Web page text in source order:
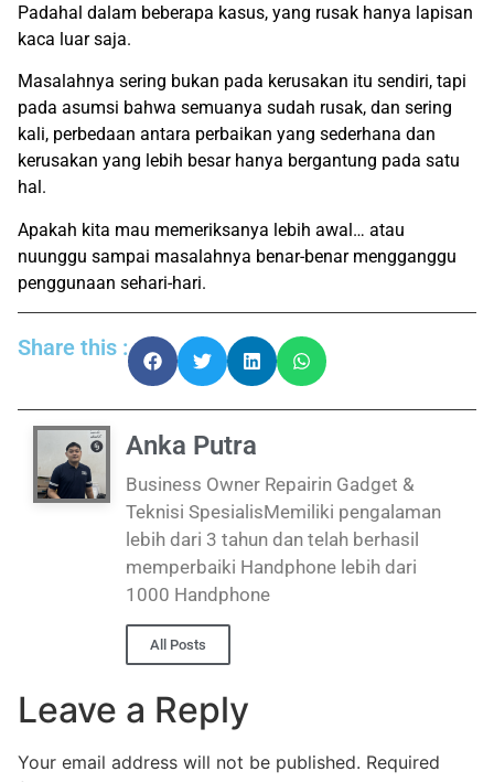
Padahal dalam beberapa kasus, yang rusak hanya lapisan
kaca luar saja.
Masalahnya sering bukan pada kerusakan itu sendiri, tapi
pada asumsi bahwa semuanya sudah rusak, dan sering
kali, perbedaan antara perbaikan yang sederhana dan
kerusakan yang lebih besar hanya bergantung pada satu
hal.
Apakah kita mau memeriksanya lebih awal… atau
nuunggu sampai masalahnya benar-benar mengganggu
penggunaan sehari-hari.
Share this :
Anka Putra
Business Owner Repairin Gadget &
Teknisi SpesialisMemiliki pengalaman
lebih dari 3 tahun dan telah berhasil
memperbaiki Handphone lebih dari
1000 Handphone
All Posts
Leave a Reply
Your email address will not be published. Required